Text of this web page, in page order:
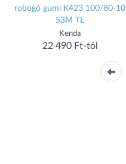
robogó gumi K423 100/80-10
53M TL
Kenda
22 490 Ft-tól